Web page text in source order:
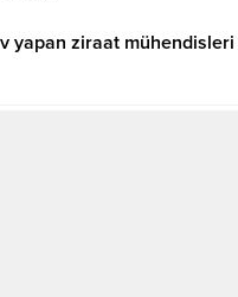
ziraat